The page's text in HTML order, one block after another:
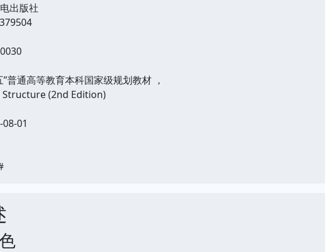
出版社
普通高等教育本科国家级规划教材 ，
Structure (2nd Edition)
01